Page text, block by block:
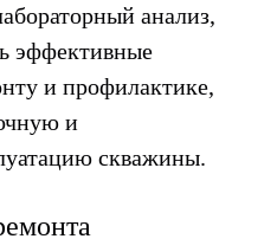
анализ,
эффективные
и профилактике,
и
скважины.